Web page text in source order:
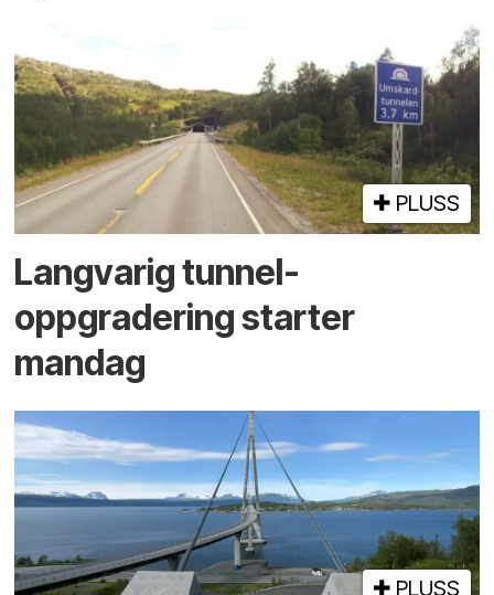
PLUSS
Langvarig tunnel­
oppgradering starter
mandag
PLUSS